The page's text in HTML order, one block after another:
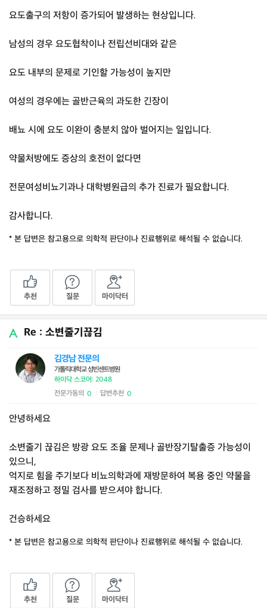
요도출구의 저항이 증가되어 발생하는 현상입니다.
남성의 경우 요도협착이나 전립선비대와 같은
요도 내부의 문제로 기인할 가능성이 높지만
여성의 경우에는 골반근육의 과도한 긴장이
배뇨 시에 요도 이완이 충분치 않아 벌어지는 일입니다.
약물처방에도 증상의 호전이 없다면
전문여성비뇨기과나 대학병원급의 추가 진료가 필요합니다.
감사합니다.
* 본 답변은 참고용으로 의학적 판단이나 진료행위로 해석될 수 없습니다.
추천 질문 마이닥터
Re : 소변줄기끊김
김경남 전문의
가톨릭대학교 성빈센트병원
하이닥 스코어: 2048
전문가동의 0 답변추천 0
안녕하세요
소변줄기 끊김은 방광 요도 조율 문제나 골반장기탈출증 가능성이
있으니,
억지로 힘을 주기보다 비뇨의학과에 재방문하여 복용 중인 약물을
재조정하고 정밀 검사를 받으셔야 합니다.
건승하세요
* 본 답변은 참고용으로 의학적 판단이나 진료행위로 해석될 수 없습니다.
추천 질문 마이닥터